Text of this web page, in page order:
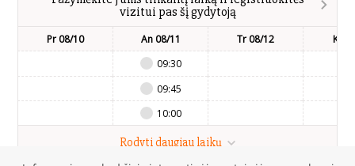
vizitui pas šį gydytoją
Pr 08/10
An 08/11
09:30
09:45
10:00
Tr 08/12 Kt
Rodyti daugiau laikų